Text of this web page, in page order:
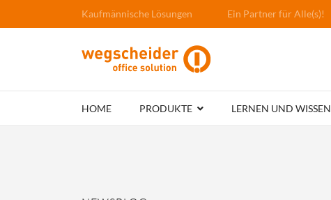
Kaufmännische Lösungen Ein Partner für Alle(s)!
HOME PRODUKTE LERNEN UND WISSEN